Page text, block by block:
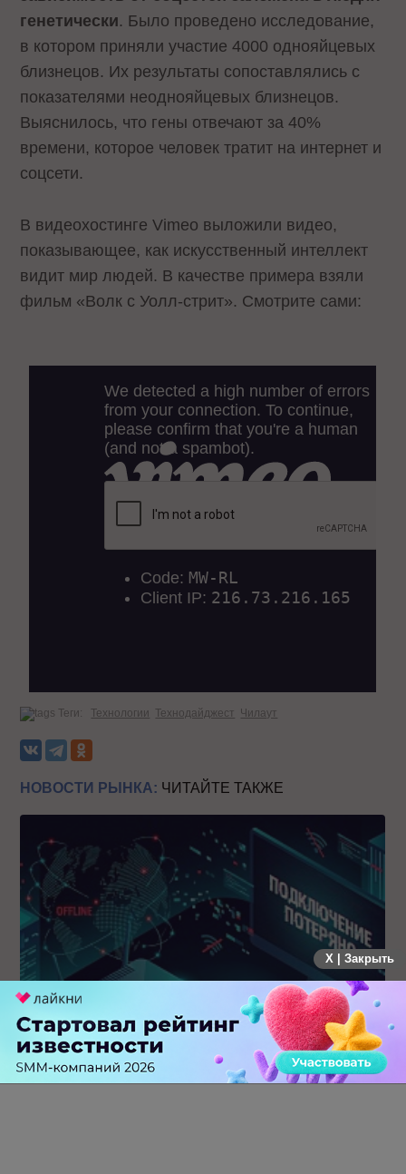
генетически. Было проведено исследование,
в котором приняли участие 4000 однояйцевых
близнецов. Их результаты сопоставлялись с
показателями неоднояйцевых близнецов.
Выяснилось, что гены отвечают за 40%
времени, которое человек тратит на интернет и
соцсети.
В видеохостинге Vimeo выложили видео,
показывающее, как искусственный интеллект
видит мир людей. В качестве примера взяли
фильм «Волк с Уолл-стрит». Смотрите сами:
Теги: Технологии Технодайджест Чилаут
НОВОСТИ РЫНКА: ЧИТАЙТЕ ТАКЖЕ
Крупнейший сбой в рунете: пользователи не могут
попасть на популярные сайты
X | Закрыть